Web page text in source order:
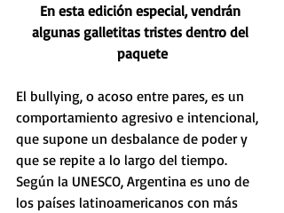
En esta edición especial, vendrán
algunas galletitas tristes dentro del
paquete
El bullying, o acoso entre pares, es un
comportamiento agresivo e intencional,
que supone un desbalance de poder y
que se repite a lo largo del tiempo.
Según la UNESCO, Argentina es uno de
los países latinoamericanos con más